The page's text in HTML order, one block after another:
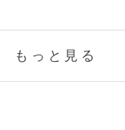
もっと見る